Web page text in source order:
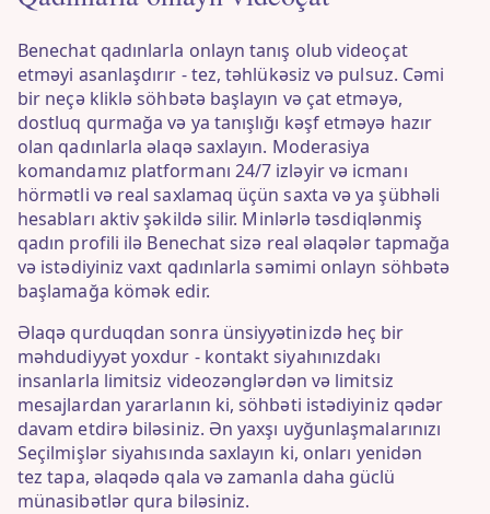
Benechat qadınlarla onlayn tanış olub videoçat
etməyi asanlaşdırır - tez, təhlükəsiz və pulsuz. Cəmi
bir neçə kliklə söhbətə başlayın və çat etməyə,
dostluq qurmağa və ya tanışlığı kəşf etməyə hazır
olan qadınlarla əlaqə saxlayın. Moderasiya
komandamız platformanı 24/7 izləyir və icmanı
hörmətli və real saxlamaq üçün saxta və ya şübhəli
hesabları aktiv şəkildə silir. Minlərlə təsdiqlənmiş
qadın profili ilə Benechat sizə real əlaqələr tapmağa
və istədiyiniz vaxt qadınlarla səmimi onlayn söhbətə
başlamağa kömək edir.
Əlaqə qurduqdan sonra ünsiyyətinizdə heç bir
məhdudiyyət yoxdur - kontakt siyahınızdakı
insanlarla limitsiz videozənglərdən və limitsiz
mesajlardan yararlanın ki, söhbəti istədiyiniz qədər
davam etdirə biləsiniz. Ən yaxşı uyğunlaşmalarınızı
Seçilmişlər siyahısında saxlayın ki, onları yenidən
tez tapa, əlaqədə qala və zamanla daha güclü
münasibətlər qura biləsiniz.